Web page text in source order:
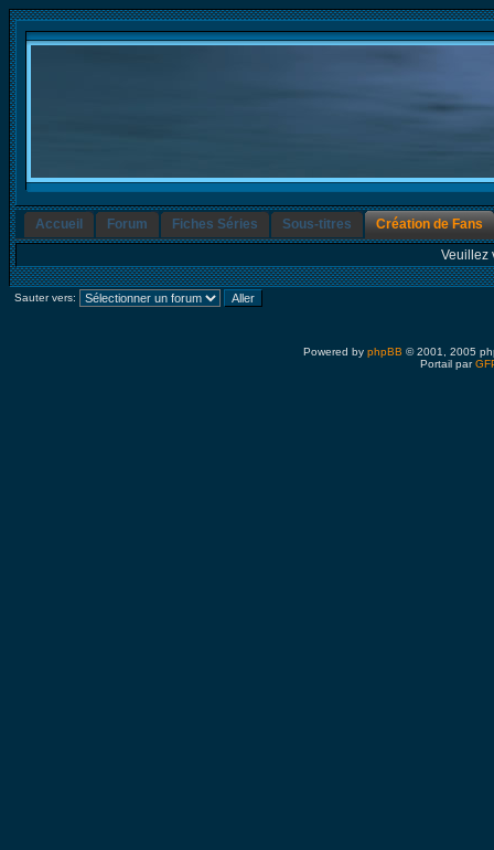
Accueil Forum Fiches Séries Sous-titres
Création de Fans
Veuillez
Sauter vers:
Powered by phpBB © 2001, 2005
Portail par